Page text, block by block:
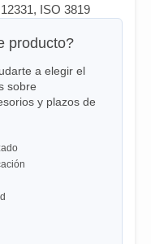
ISO 3819
producto?
a elegir el
sobre
y plazos de